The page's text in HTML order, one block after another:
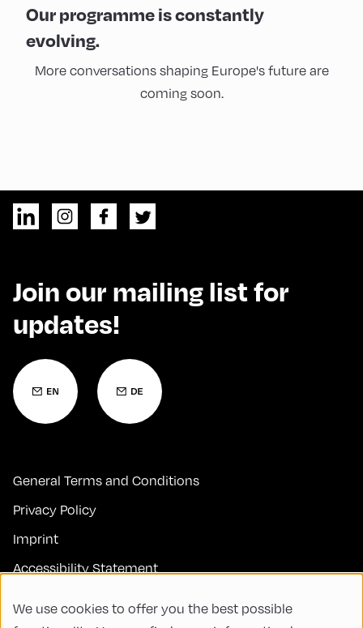
Our programme is constantly
evolving.
More conversations shaping Europe's future are
coming soon.
Join our mailing list for
updates!
General Terms and Conditions
Privacy Policy
Imprint
Accessibility Statement
We use cookies to offer you the best possible